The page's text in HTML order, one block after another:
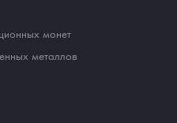
монет
металлов